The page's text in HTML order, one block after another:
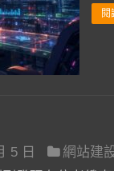
閱
5 日 網站建